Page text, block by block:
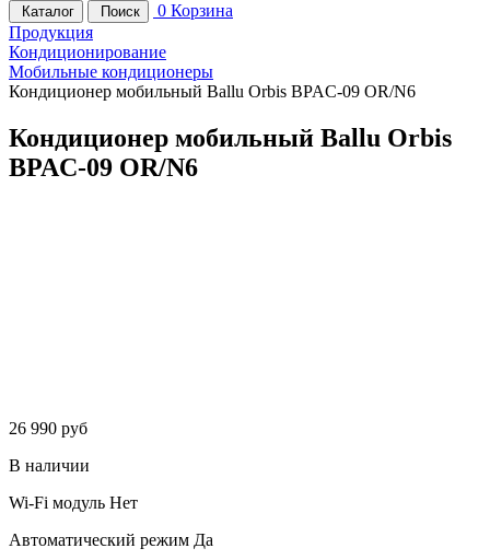
Каталог Поиск 0 Корзина
Продукция
Кондиционирование
Мобильные кондиционеры
Кондиционер мобильный Ballu Orbis BPAC-09 OR/N6
Кондиционер мобильный Ballu Orbis
BPAC-09 OR/N6
26 990 руб
В наличии
Wi-Fi модуль Нет
Автоматический режим Да